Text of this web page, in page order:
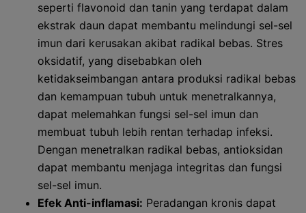
seperti flavonoid dan tanin yang terdapat dalam
ekstrak daun dapat membantu melindungi sel-sel
imun dari kerusakan akibat radikal bebas. Stres
oksidatif, yang disebabkan oleh
ketidakseimbangan antara produksi radikal bebas
dan kemampuan tubuh untuk menetralkannya,
dapat melemahkan fungsi sel-sel imun dan
membuat tubuh lebih rentan terhadap infeksi.
Dengan menetralkan radikal bebas, antioksidan
dapat membantu menjaga integritas dan fungsi
sel-sel imun.
Efek Anti-inflamasi: Peradangan kronis dapat